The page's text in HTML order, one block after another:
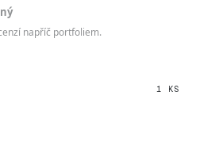
napříč portfoliem.
1 KS